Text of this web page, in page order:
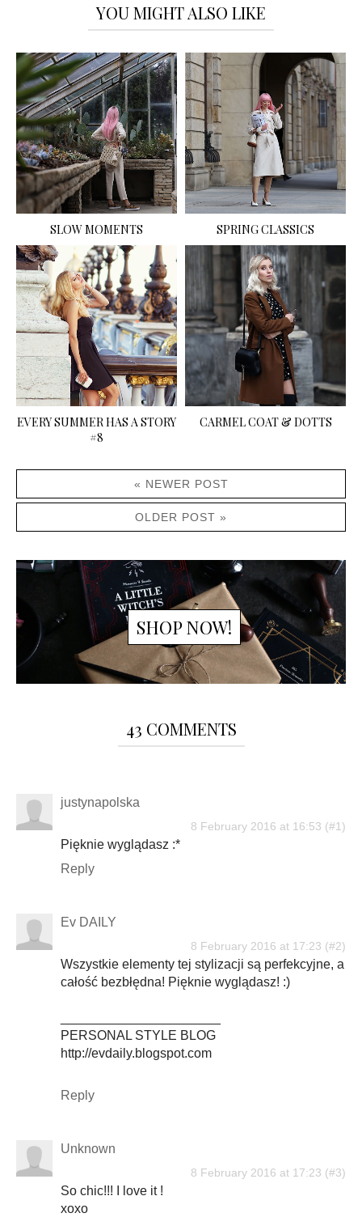
YOU MIGHT ALSO LIKE
SLOW MOMENTS SPRING CLASSICS
EVERY SUMMER HAS A STORY
#8
CARMEL COAT & DOTTS
« NEWER POST
OLDER POST »
SHOP NOW!
43 COMMENTS
justynapolska
8 February 2016 at 16:53
Pięknie wyglądasz :*
Reply
Ev DAILY
8 February 2016 at 17:23
Wszystkie elementy tej stylizacji są perfekcyjne, a
całość bezbłędna! Pięknie wyglądasz! :)
PERSONAL STYLE BLOG
http://evdaily.blogspot.com
Reply
Unknown
8 February 2016 at 17:23
So chic!!! I love it !
xoxo